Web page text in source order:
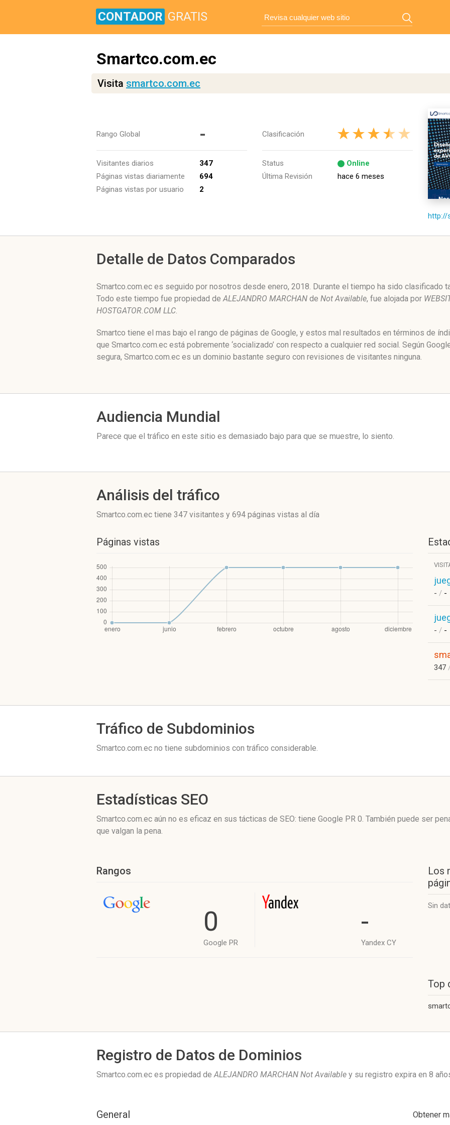
CONTADOR GRATIS
Smartco.com.ec
Visita smartco.com.ec
Rango Global -
Visitantes diarios
347
Páginas vistas diariamente
694
Páginas vistas por usuario
2
Clasificación
Status
Online
Última Revisión
hace 6 meses
http://
Detalle de Datos Comparados
Smartco.com.ec es seguido por nosotros desde enero, 2018. Durante el tiempo ha sido clasificado
Todo este tiempo fue propiedad deALEJANDRO MARCHAN de Not Available, fue alojada por
HOSTGATOR.COM LLC.
Smartco tiene el mas bajo el rango de páginas de Google, y estos mal resultados en términos de
que Smartco.com.ec está pobremente ‘socializado’ con respecto a cualquier red social. Según
segura, Smartco.com.ec es un dominio bastante seguro con revisiones de visitantes ninguna.
Audiencia Mundial
Parece que el tráfico en este sitio es demasiado bajo para que se muestre, lo siento.
Análisis del tráfico
Smartco.com.ec tiene 347 visitantes y 694 páginas vistas al día
Páginas vistas
- / -
- / -
347
Tráfico de Subdominios
Smartco.com.ec no tiene subdominios con tráfico considerable.
Estadísticas SEO
Smartco.com.ec aún no es eficaz en sus tácticas de SEO: tiene Google PR 0. También puede ser
que valgan la pena.
Rangos
0
Google PR
-
Yandex CY
Los
Sin
Top
Registro de Datos de Dominios
Smartco.com.ec es propiedad deALEJANDRO MARCHAN Not Available y su registro expira en 8
General Obtener